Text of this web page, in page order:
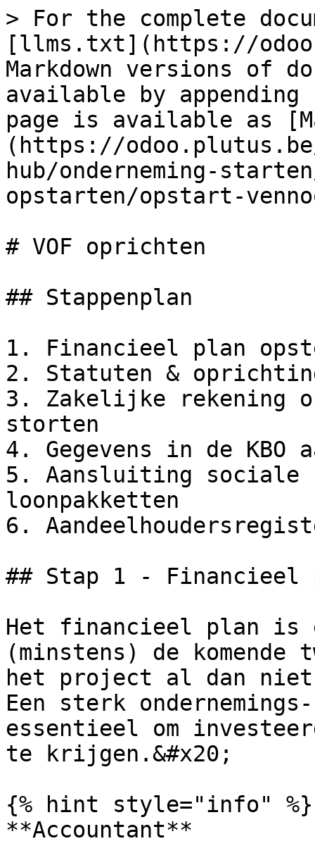
> For the complete
[llms.txt](https://
Markdown versions of
available by
page is available as
(https://
hub/onderneming-
opstarten/opstart-
# VOF oprichten
## Stappenplan
1. Financieel plan
2. Statuten &
3. Zakelijke rekening
storten
4. Gegevens in de
5. Aansluiting sociale
loonpakketten
6.
## Stap 1 -
Het financieel plan is
(minstens) de
het project al dan
Een sterk
essentieel om
te krijgen.&#x20;
{% hint style="info" %}
**Accountant**